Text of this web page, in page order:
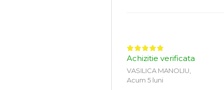
Achizitie verificata
VASILICA MANOLIU,
Acum 5 luni